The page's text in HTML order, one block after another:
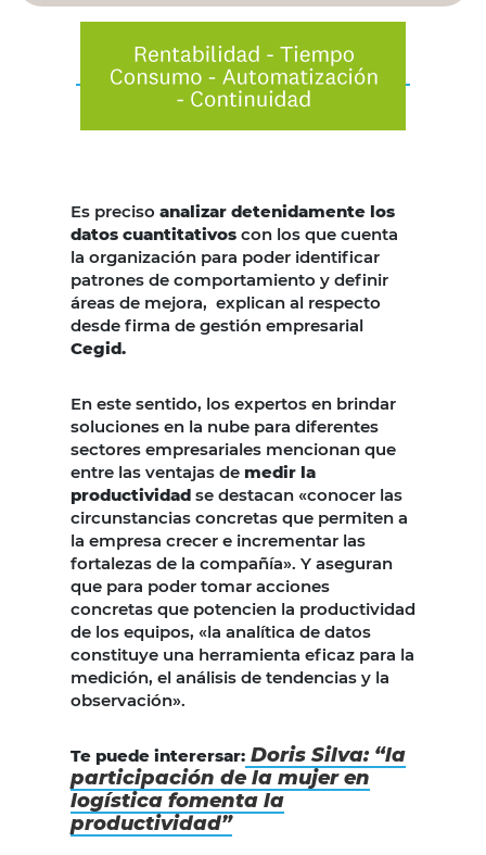
Es preciso analizar detenidamente los
datos cuantitativos con los que cuenta
la organización para poder identificar
patrones de comportamiento y definir
áreas de mejora, explican al respecto
desde firma de gestión empresarial
Cegid.
En este sentido, los expertos en brindar
soluciones en la nube para diferentes
sectores empresariales mencionan que
entre las ventajas de medir la
productividad se destacan «conocer las
circunstancias concretas que permiten a
la empresa crecer e incrementar las
fortalezas de la compañía». Y aseguran
que para poder tomar acciones
concretas que potencien la productividad
de los equipos, «la analítica de datos
constituye una herramienta eficaz para la
medición, el análisis de tendencias y la
observación».
Te puede interersar: Doris Silva: “la
participación de la mujer en
logística fomenta la
productividad”